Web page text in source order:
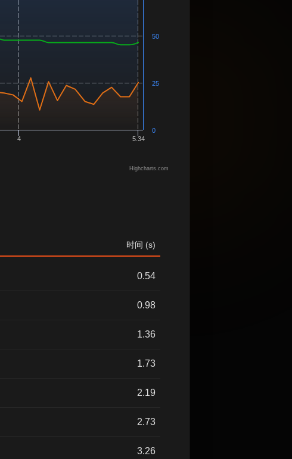
4 5.34
0
25
50
Highcharts.com
时间 (s)
0.54
0.98
1.36
1.73
2.19
2.73
3.26